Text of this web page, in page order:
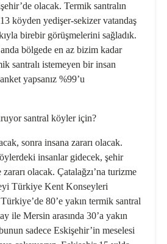
olacak. Termik santralın
köyden yedişer-seki­zer vatandaş
birebir görüşmelerini sağladık.
bölgede en az bizim kadar
santralı istemeyen bir insan
yapsa­nız %99’u
santral köyler için?
sonra insana zararı olacak.
insanlar gidecek, şehir
olacak. Çatalağzı’na turizme
Türkiye Kent Konseyleri
80’e yakın termik santral
ile Mersin arasında 30’a yakın
sadece Eskişehir’in meselesi